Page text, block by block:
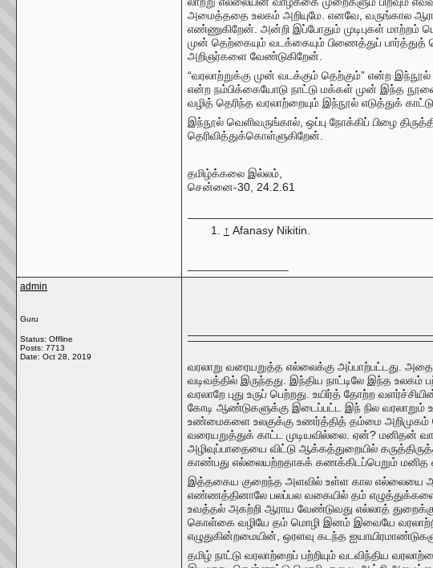
அமைத்ததை உலகம் அறியுமே. எனவே, வருங்கால
எண்ணுகிறேன். அன்றி இப்போதும் முடிபுகள் மாற்றம்
முன் தெற்கையும் வடக்கையும் பிணைத்துப்
அறிஞர்களை வேண்டுகிறேன்.
“வரலாற்றுக்கு முன் வடக்கும் தெற்கும்” என்ற
என்ற நம்பிக்கையோடு நாட்டு மக்கள் முன் இந்த
வழித் தெரிந்த வரலாற்றையும் இந்நூல் எடுத்துக்
இந்நூல் வெளிவருங்கால், ஒப்பு நோக்கிப் பிழை
தெரிவித்துக்கொள்ளுகிறேன்.
தமிழ்க்கலை இல்லம்,
சென்னை-30, 24.2.61
↑ Afanasy Nikitin.
admin
Guru
Status: Offline
Posts: 7713
Date: Oct 28, 2019
வரலாறு வரையறுத்த எல்லைக்கு அப்பாற்பட்டது.
வடிவத்தில் இருந்தது. இந்திய நாட்டிலே இந்த
வரலாறே புது உருப் பெற்றது. உயிர்த் தோற்ற
கோடி ஆண்டுகளுக்கு இடைப்பட்ட இந் நில வரலாறும்
உண்மைகளை உலகுக்கு உணர்த்தித் தம்மை
வரையறுத்துக் காட்ட முடியவில்லை. ஏன்? மனிதன்
அழிவுப்பாதையை விட்டு ஆக்கத்துறையில்
காண்பது எல்லையற்றதாகக் கணக்கிடப்பெறும் மனித
இத்தகைய குறைந்த அளவில் உள்ள கால எல்லையை
எண்ணத்தினாலே பலப்பல வகையில் தம் எழுத்துக்களை
உவத்தல் அகற்றி ஆராய வேண்டுவது எல்லாத்
கொள்கை வழியே தம் மொழி இனம் இவையே வரலாற்றில்
எழுதுகின்றமையின், ஒரளவு கடந்த
தமிழ் நாட்டு வரலாற்றைப் பற்றியும் வடவிந்திய